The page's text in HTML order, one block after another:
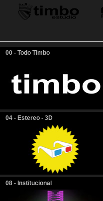
00 - Todo Timbo
04 - Estereo - 3D
08 - Institucional